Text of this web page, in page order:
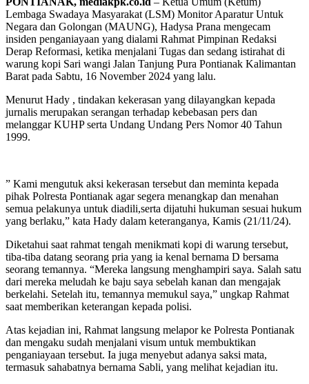
Lembaga Swadaya Masyarakat (LSM) Monitor Aparatur Untuk
Negara dan Golongan (MAUNG), Hadysa Prana mengecam
insiden penganiayaan yang dialami Rahmat Pimpinan Redaksi
Derap Reformasi, ketika menjalani Tugas dan sedang istirahat di
warung kopi Sari wangi Jalan Tanjung Pura Pontianak Kalimantan
Barat pada Sabtu, 16 November 2024 yang lalu.
Menurut Hady , tindakan kekerasan yang dilayangkan kepada
jurnalis merupakan serangan terhadap kebebasan pers dan
melanggar KUHP serta Undang Undang Pers Nomor 40 Tahun
1999.
” Kami mengutuk aksi kekerasan tersebut dan meminta kepada
pihak Polresta Pontianak agar segera menangkap dan menahan
semua pelakunya untuk diadili,serta dijatuhi hukuman sesuai hukum
yang berlaku,” kata Hady dalam keteranganya, Kamis (21/11/24).
Diketahui saat rahmat tengah menikmati kopi di warung tersebut,
tiba-tiba datang seorang pria yang ia kenal bernama D bersama
seorang temannya. “Mereka langsung menghampiri saya. Salah satu
dari mereka meludah ke baju saya sebelah kanan dan mengajak
berkelahi. Setelah itu, temannya memukul saya,” ungkap Rahmat
saat memberikan keterangan kepada polisi.
Atas kejadian ini, Rahmat langsung melapor ke Polresta Pontianak
dan mengaku sudah menjalani visum untuk membuktikan
penganiayaan tersebut. Ia juga menyebut adanya saksi mata,
termasuk sahabatnya bernama Sabli, yang melihat kejadian itu.